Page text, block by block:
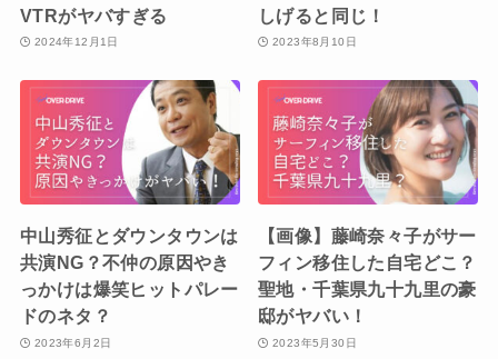
VTRがヤバすぎる
2024年12月1日
しげると同じ！
2023年8月10日
中山秀征とダウンタウンは
共演NG？不仲の原因やき
っかけは爆笑ヒットパレー
ドのネタ？
2023年6月2日
【画像】藤崎奈々子がサー
フィン移住した自宅どこ？
聖地・千葉県九十九里の豪
邸がヤバい！
2023年5月30日